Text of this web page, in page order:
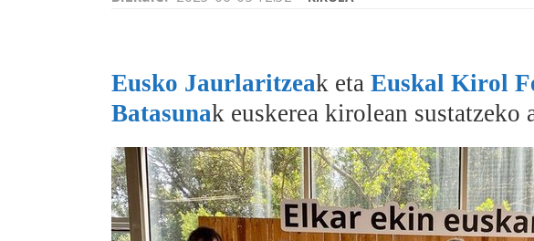
Eusko Jaurlaritzeak eta Euskal Kirol
Batasunak euskerea kirolean sustatzeko